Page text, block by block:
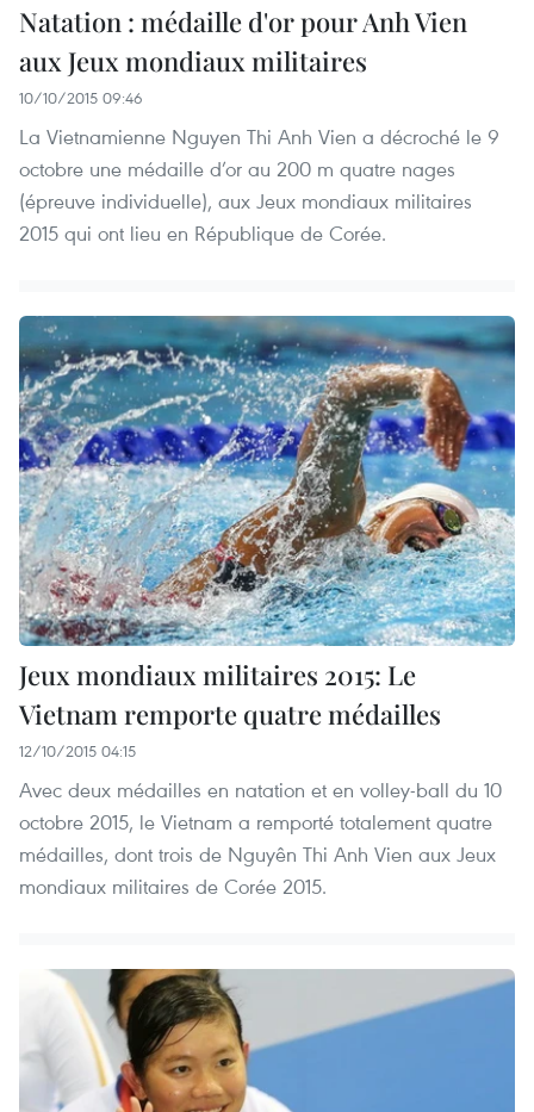
Natation : médaille d'or pour Anh Vien
aux Jeux mondiaux militaires
10/10/2015 09:46
La Vietnamienne Nguyen Thi Anh Vien a décroché le 9
octobre une médaille d’or au 200 m quatre nages
(épreuve individuelle), aux Jeux mondiaux militaires
2015 qui ont lieu en République de Corée.
Jeux mondiaux militaires 2015: Le
Vietnam remporte quatre médailles
12/10/2015 04:15
Avec deux médailles en natation et en volley-ball du 10
octobre 2015, le Vietnam a remporté totalement quatre
médailles, dont trois de Nguyên Thi Anh Vien aux Jeux
mondiaux militaires de Corée 2015.